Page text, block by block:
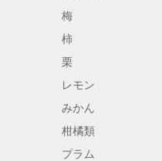
梅
柿
栗
レモン
みかん
柑橘類
プラム